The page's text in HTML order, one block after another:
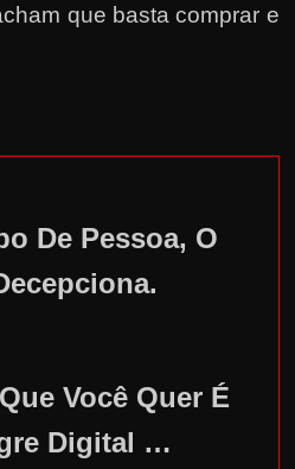
que basta comprar e
De Pessoa, O
Você Quer É
Digital …